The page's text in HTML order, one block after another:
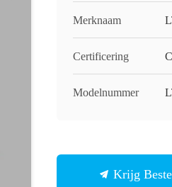
Merknaam
Certificering
Modelnummer
Krijg